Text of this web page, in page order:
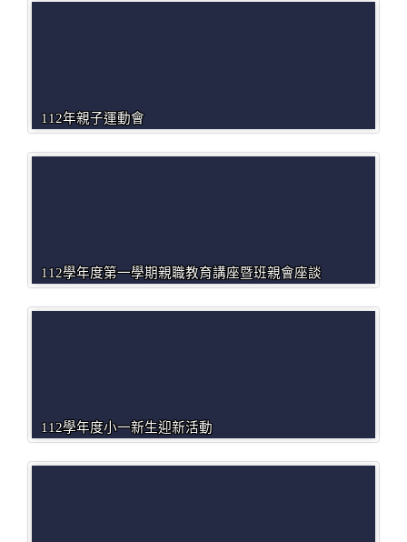
112年親子運動會
112學年度第一學期親職教育講座暨班親會座談
112學年度小一新生迎新活動